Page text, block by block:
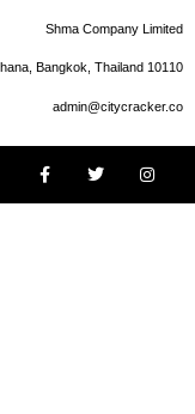
Shma Company Limited
Bangkok, Thailand 10110
admin@citycracker.co